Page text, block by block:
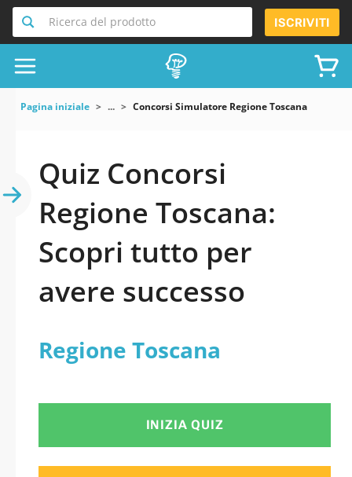
Ricerca del prodotto ISCRIVITI
Pagina iniziale ... Concorsi Simulatore Regione Toscana
Quiz Concorsi
Regione Toscana:
Scopri tutto per
avere successo
Regione Toscana
INIZIA QUIZ